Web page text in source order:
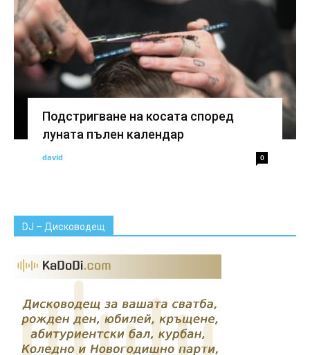
Подстригване на косата според
луната пълен календар
david 0
DJ – Дисководещ